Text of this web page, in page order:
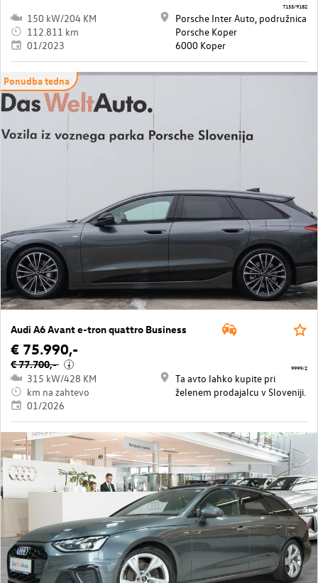
150 kW/204 KM
112.811 km
01/2023
Porsche Inter Auto, podružnica
Porsche Koper
6000 Koper
7155/9182
Ponudba tedna
Audi A6 Avant e-tron quattro Business
€ 75.990,-
€ 77.700,- i
315 kW/428 KM
km na zahtevo
01/2026
Ta avto lahko kupite pri
želenem prodajalcu v Sloveniji.
9999/2